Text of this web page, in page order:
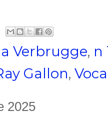
Verbrugge, n
Gallon,
2025